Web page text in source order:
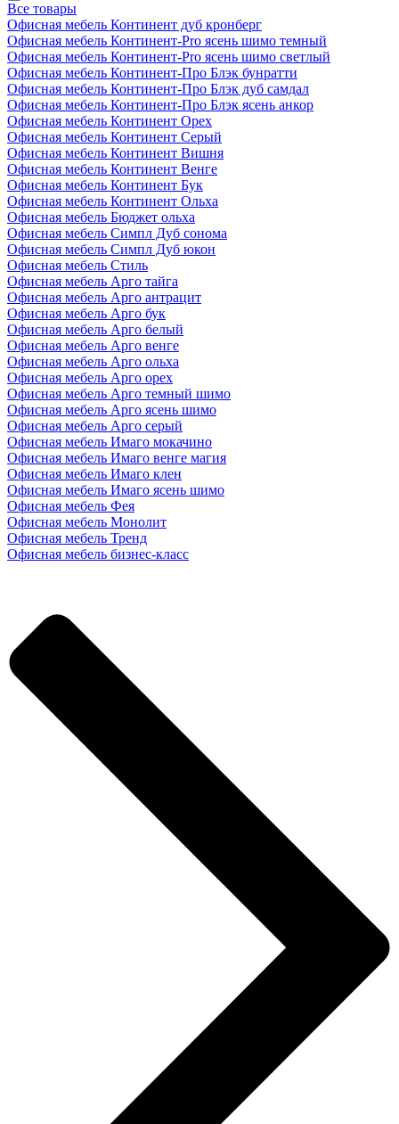
Все товары
Офисная мебель Континент дуб кронберг
Офисная мебель Континент-Pro ясень шимо темный
Офисная мебель Континент-Pro ясень шимо светлый
Офисная мебель Континент-Про Блэк бунратти
Офисная мебель Континент-Про Блэк дуб самдал
Офисная мебель Континент-Про Блэк ясень анкор
Офисная мебель Континент Орех
Офисная мебель Континент Серый
Офисная мебель Континент Вишня
Офисная мебель Континент Венге
Офисная мебель Континент Бук
Офисная мебель Континент Ольха
Офисная мебель Бюджет ольха
Офисная мебель Симпл Дуб сонома
Офисная мебель Симпл Дуб юкон
Офисная мебель Стиль
Офисная мебель Арго тайга
Офисная мебель Арго антрацит
Офисная мебель Арго бук
Офисная мебель Арго белый
Офисная мебель Арго венге
Офисная мебель Арго ольха
Офисная мебель Арго орех
Офисная мебель Арго темный шимо
Офисная мебель Арго ясень шимо
Офисная мебель Арго серый
Офисная мебель Имаго мокачино
Офисная мебель Имаго венге магия
Офисная мебель Имаго клен
Офисная мебель Имаго ясень шимо
Офисная мебель Фея
Офисная мебель Монолит
Офисная мебель Тренд
Офисная мебель бизнес-класс